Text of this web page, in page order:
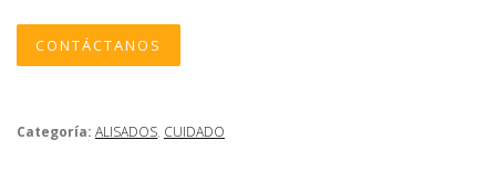
CONTÁCTANOS
Categoría: ALISADOS, CUIDADO